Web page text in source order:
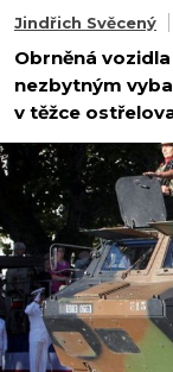
Jindřich Svěcený
Obrněná
nezbytným
v těžce